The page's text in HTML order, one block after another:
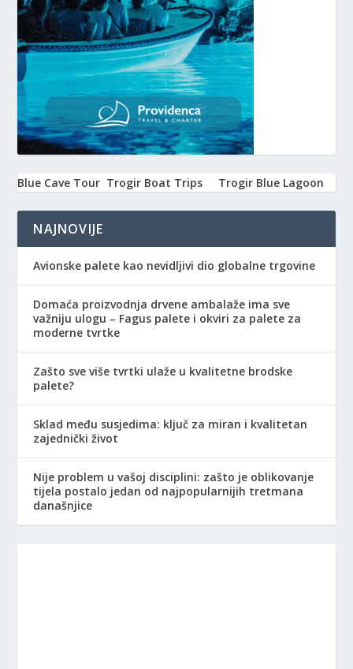
Blue Cave Tour Trogir Boat Trips Trogir Blue Lagoon
NAJNOVIJE
Avionske palete kao nevidljivi dio globalne trgovine
Domaća proizvodnja drvene ambalaže ima sve
važniju ulogu – Fagus palete i okviri za palete za
moderne tvrtke
Zašto sve više tvrtki ulaže u kvalitetne brodske
palete?
Sklad među susjedima: ključ za miran i kvalitetan
zajednički život
Nije problem u vašoj disciplini: zašto je oblikovanje
tijela postalo jedan od najpopularnijih tretmana
današnjice